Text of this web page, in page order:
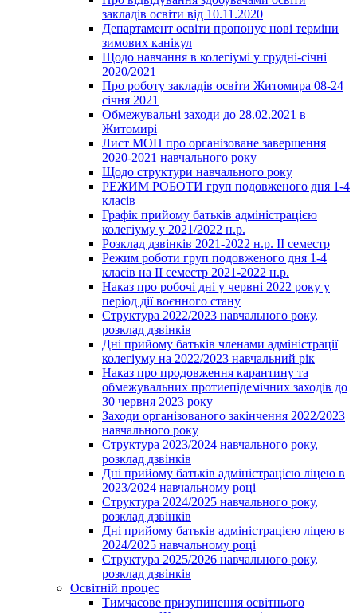
закладів освіти від 10.11.2020
Департамент освіти пропонує нові терміни
зимових канікул
Щодо навчання в колегіумі у грудні-січні
2020/2021
Про роботу закладів освіти Житомира 08-24
січня 2021
Обмежувальні заходи до 28.02.2021 в
Житомирі
Лист МОН про організоване завершення
2020-2021 навчального року
Щодо структури навчального року
РЕЖИМ РОБОТИ груп подовженого дня 1-4
класів
Графік прийому батьків адміністрацією
колегіуму у 2021/2022 н.р.
Розклад дзвінків 2021-2022 н.р. ІІ семестр
Режим роботи груп подовженого дня 1-4
класів на ІІ семестр 2021-2022 н.р.
Наказ про робочі дні у червні 2022 року у
період дії воєнного стану
Структура 2022/2023 навчального року,
розклад дзвінків
Дні прийому батьків членами адміністрації
колегіуму на 2022/2023 навчальний рік
Наказ про продовження карантину та
обмежувальних протиепідемічних заходів до
30 червня 2023 року
Заходи організованого закінчення 2022/2023
навчального року
Структура 2023/2024 навчального року,
розклад дзвінків
Дні прийому батьків адміністрацією ліцею в
2023/2024 навчальному році
Структура 2024/2025 навчального року,
розклад дзвінків
Дні прийому батьків адміністрацією ліцею в
2024/2025 навчальному році
Структура 2025/2026 навчального року,
розклад дзвінків
Освітній процес
Тимчасове призупинення освітнього